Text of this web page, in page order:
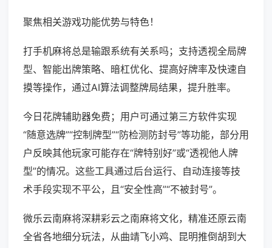
聚焦相关游戏功能优势与特色！
打手机麻将总是输跟系统有关系吗；支持透视全局牌
型、智能出牌策略、暗杠优化、提高好牌率及快速自
摸等操作，通过AI算法调整牌局结果，提升胜率。
今日花牌辅助器免费；用户可通过第三方软件实现
“随意选牌”“控制牌型”“防检测防封号”等功能，部分用
户反映其他玩家可能存在“牌特别好”或“透视他人牌
型”的情况。这些工具通过后台运行、自动连接等技
术手段实现不平公，且“安全性高”“不被封号”。
微乐云南麻将深耕彩云之南麻将文化，精准还原云南
全省各地细分玩法，从曲靖飞小鸡、昆明推倒胡到大